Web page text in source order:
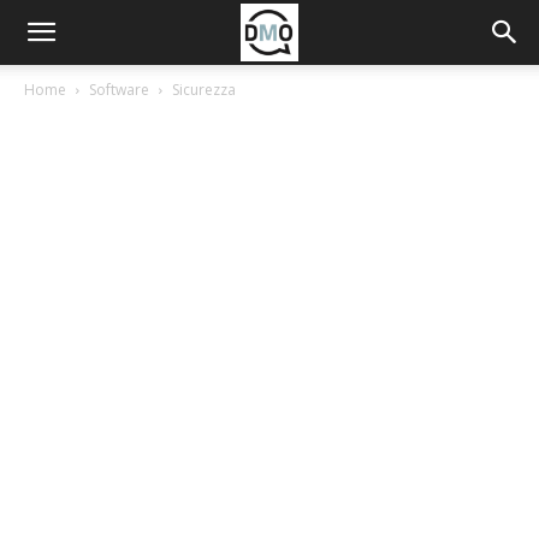
Home Software Sicurezza